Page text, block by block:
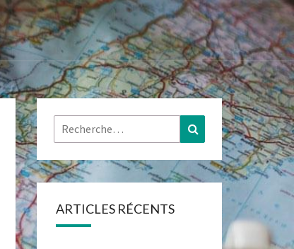
Rechercher : Recherche
ARTICLES RÉCENTS